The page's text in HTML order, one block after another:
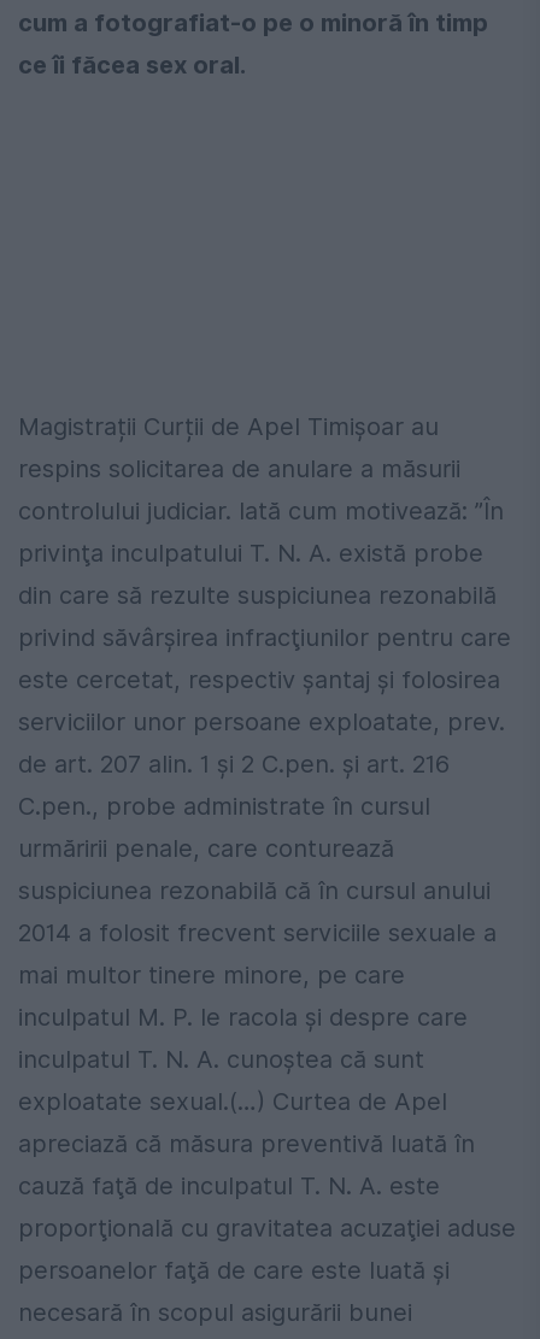
cum a fotografiat-o pe o minoră în timp
ce îi făcea sex oral.
Magistrații Curții de Apel Timișoar au
respins solicitarea de anulare a măsurii
controlului judiciar. Iată cum motivează: ”În
privinţa inculpatului T. N. A. există probe
din care să rezulte suspiciunea rezonabilă
privind săvârşirea infracţiunilor pentru care
este cercetat, respectiv şantaj şi folosirea
serviciilor unor persoane exploatate, prev.
de art. 207 alin. 1 şi 2 C.pen. şi art. 216
C.pen., probe administrate în cursul
urmăririi penale, care conturează
suspiciunea rezonabilă că în cursul anului
2014 a folosit frecvent serviciile sexuale a
mai multor tinere minore, pe care
inculpatul M. P. le racola şi despre care
inculpatul T. N. A. cunoştea că sunt
exploatate sexual.(…) Curtea de Apel
apreciază că măsura preventivă luată în
cauză faţă de inculpatul T. N. A. este
proporţională cu gravitatea acuzaţiei aduse
persoanelor faţă de care este luată şi
necesară în scopul asigurării bunei